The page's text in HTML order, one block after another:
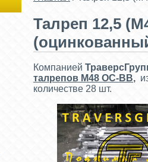
Талреп 12,5
Компанией
талрепов М48 ОС-ВВ,
количестве 28 шт.